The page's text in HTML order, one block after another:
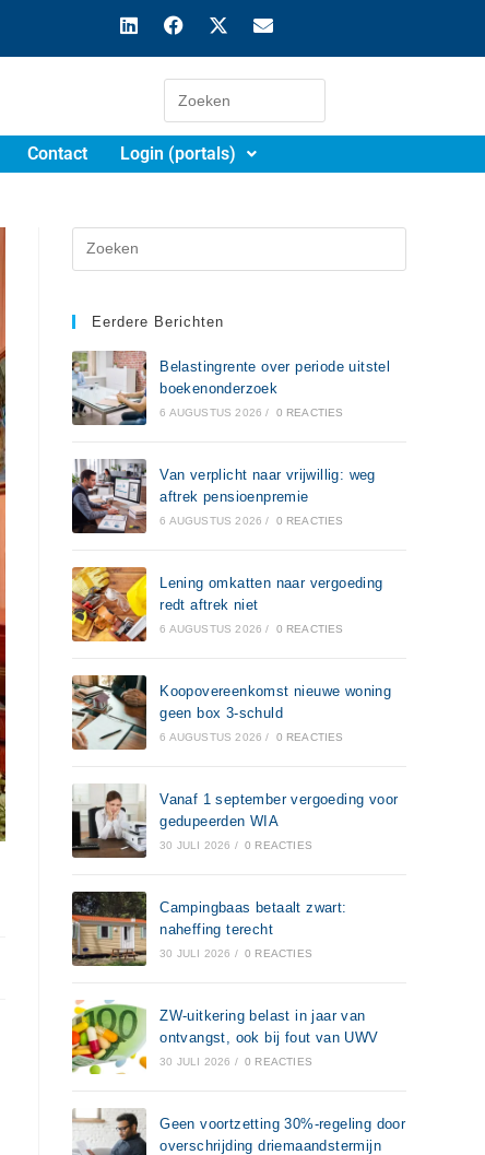
Contact Login (portals)
Eerdere Berichten
Belastingrente over periode uitstel
boekenonderzoek
6 AUGUSTUS 2026 / 0 REACTIES
Van verplicht naar vrijwillig: weg
aftrek pensioenpremie
6 AUGUSTUS 2026 / 0 REACTIES
Lening omkatten naar vergoeding
redt aftrek niet
6 AUGUSTUS 2026 / 0 REACTIES
Koopovereenkomst nieuwe woning
geen box 3-schuld
6 AUGUSTUS 2026 / 0 REACTIES
Vanaf 1 september vergoeding voor
gedupeerden WIA
30 JULI 2026 / 0 REACTIES
Campingbaas betaalt zwart:
naheffing terecht
30 JULI 2026 / 0 REACTIES
ZW-uitkering belast in jaar van
ontvangst, ook bij fout van UWV
30 JULI 2026 / 0 REACTIES
Geen voortzetting 30%-regeling door
overschrijding driemaandstermijn